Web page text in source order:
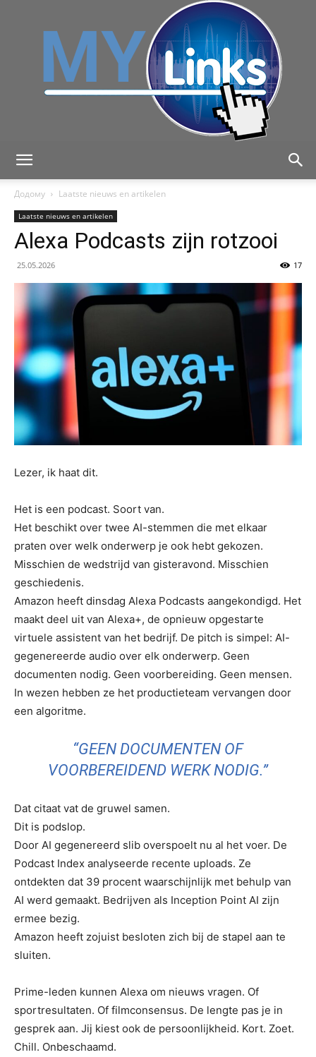
Додому
Laatste nieuws en artikelen
Laatste nieuws en artikelen
Alexa Podcasts zijn rotzooi
25.05.2026 17
Lezer, ik haat dit.
Het is een podcast. Soort van.
Het beschikt over twee AI-stemmen die met elkaar
praten over welk onderwerp je ook hebt gekozen.
Misschien de wedstrijd van gisteravond. Misschien
geschiedenis.
Amazon heeft dinsdag Alexa Podcasts aangekondigd. Het
maakt deel uit van Alexa+, de opnieuw opgestarte
virtuele assistent van het bedrijf. De pitch is simpel: AI-
gegenereerde audio over elk onderwerp. Geen
documenten nodig. Geen voorbereiding. Geen mensen.
In wezen hebben ze het productieteam vervangen door
een algoritme.
“GEEN DOCUMENTEN OF
VOORBEREIDEND WERK NODIG.”
Dat citaat vat de gruwel samen.
Dit is podslop.
Door AI gegenereerd slib overspoelt nu al het voer. De
Podcast Index analyseerde recente uploads. Ze
ontdekten dat 39 procent waarschijnlijk met behulp van
AI werd gemaakt. Bedrijven als Inception Point AI zijn
ermee bezig.
Amazon heeft zojuist besloten zich bij de stapel aan te
sluiten.
Prime-leden kunnen Alexa om nieuws vragen. Of
sportresultaten. Of filmconsensus. De lengte pas je in
gesprek aan. Jij kiest ook de persoonlijkheid. Kort. Zoet.
Chill. Onbeschaamd.